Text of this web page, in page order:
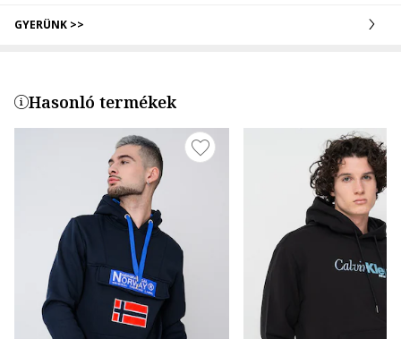
GYERÜNK >>
Hasonló termékek